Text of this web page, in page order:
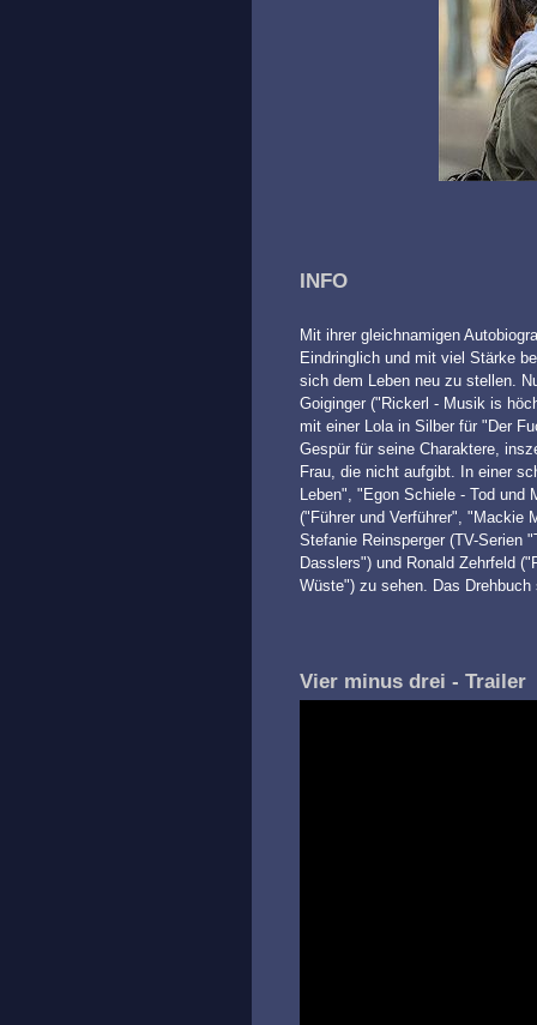
INFO
Mit ihrer gleichnamigen
Eindringlich und mit viel Stärke
sich dem Leben neu zu stellen.
Goiginger ("Rickerl - Musik is
mit einer Lola in Silber für "Der
Gespür für seine Charaktere,
Frau, die nicht aufgibt. In einer
Leben", "Egon Schiele - Tod und
("Führer und Verführer", "Mackie
Stefanie Reinsperger (TV-Serien
Dasslers") und Ronald Zehrfeld
Wüste") zu sehen. Das
Vier minus drei - Trailer